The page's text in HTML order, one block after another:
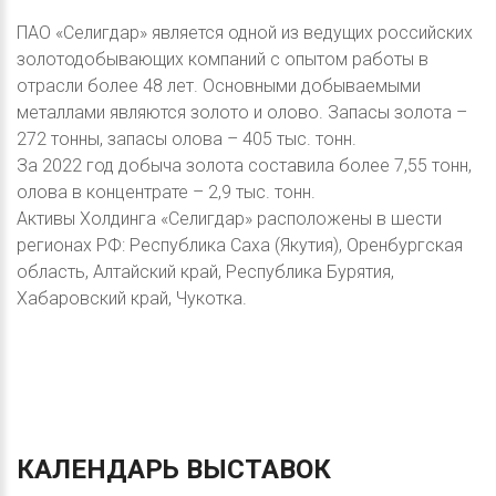
ПАО «Селигдар» является одной из ведущих российских
золотодобывающих компаний с опытом работы в
отрасли более 48 лет. Основными добываемыми
металлами являются золото и олово. Запасы золота –
272 тонны, запасы олова – 405 тыс. тонн.
За 2022 год добыча золота составила более 7,55 тонн,
олова в концентрате – 2,9 тыс. тонн.
Активы Холдинга «Селигдар» расположены в шести
регионах РФ: Республика Саха (Якутия), Оренбургская
область, Алтайский край, Республика Бурятия,
Хабаровский край, Чукотка.
КАЛЕНДАРЬ ВЫСТАВОК